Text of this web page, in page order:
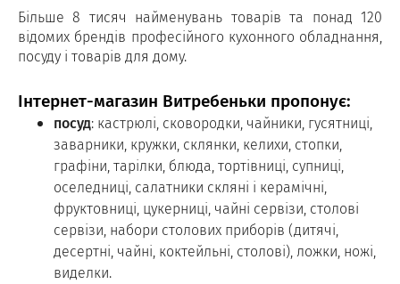
Більше 8 тисяч найменувань товарів та понад 120
відомих брендів професійного кухонного обладнання,
посуду і товарів для дому.
Інтернет-магазин Витребеньки пропонує:
посуд: кастрюлі, сковородки, чайники, гусятниці,
заварники, кружки, склянки, келихи, стопки,
графіни, тарілки, блюда, тортівниці, супниці,
оселедниці, салатники скляні і керамічні,
фруктовниці, цукерниці, чайні сервізи, столові
сервізи, набори столових приборів (дитячі,
десертні, чайні, коктейльні, столові), ложки, ножі,
виделки.